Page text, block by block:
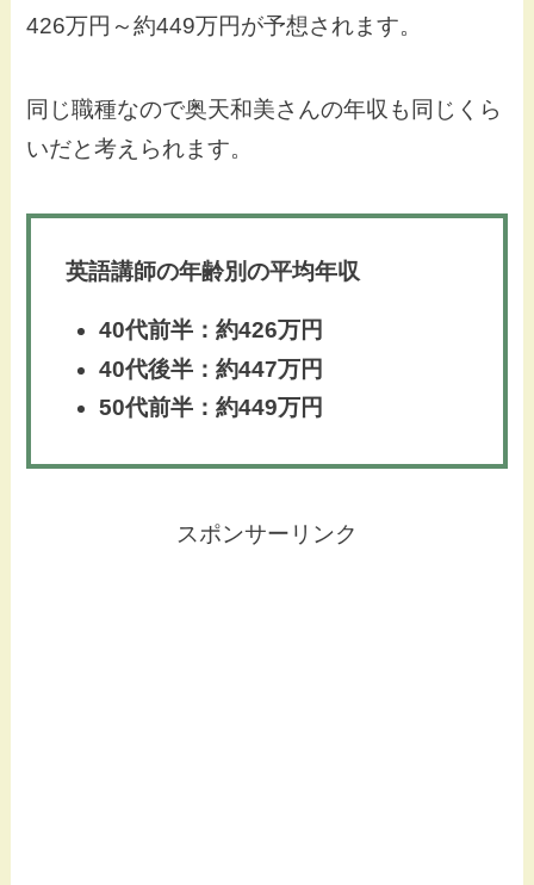
426万円～約449万円が予想されます。
同じ職種なので奥天和美さんの年収も同じくら
いだと考えられます。
英語講師の年齢別の平均年収
40代前半：約426万円
40代後半：約447万円
50代前半：約449万円
スポンサーリンク